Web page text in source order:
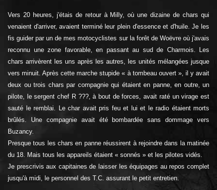
Vers 20 heures, j'étais de retour à Milly, où une dizaine de chars qui
venaient d'arriver, avaient terminé leur plein d'essence et d'huile. Je les
fis guider par un de mes motocyclistes sur la forêt de Woëvre où j'avais
reconnu une zone favorable, en passant au sud de Charmois. Les
chars arrivèrent les uns après les autres, les unités mélangées jusque
vers minuit. Après cette marche stupide « à tombeau ouvert », il y avait
deux ou trois chars par compagnie qui étaient en panne, en outre, un
pilote, le sergent chef R ???, à bout de forces, avait raté un virage est
sauté le remblai. Le char avait pris feu et lui et le radio étaient morts
brûlés. Une compagnie avait été bombardée sans dommage vers
Buzancy.
Presque tous les chars en panne réussirent à rejoindre dans la matinée
du 18. Mais tous les appareils étaient « sonnés » et les pilotes vidés.
Je prescrivis aux capitaines de laisser les équipages au repos complet
jusqu'à midi, le personnel des T.C. assurant le petit entretien.